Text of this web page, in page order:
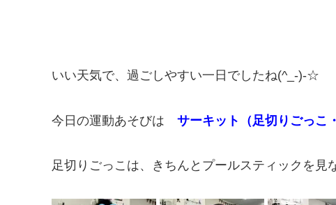
いい天気で、過ごしやすい一日でしたね(^_-)-☆
今日の運動あそびは サーキット（足切りごっこ
足切りごっこは、きちんとプールスティックを